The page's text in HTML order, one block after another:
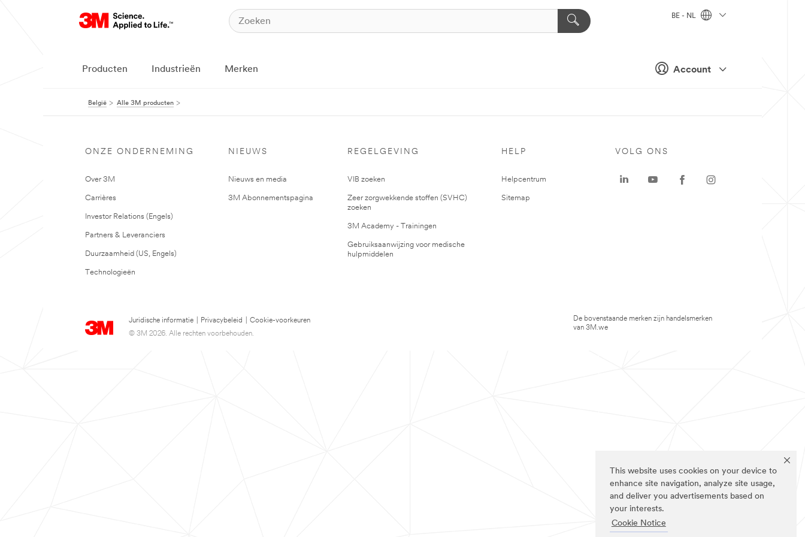
This website uses cookies on your device to
enhance site navigation, analyze site usage,
and deliver you advertisements based on
your interests.
Cookie Notice
Account
BE - NL
Producten Industrieën Merken
België Alle 3M producten
ONZE ONDERNEMING
Over 3M
Carrières
Investor Relations (Engels)
Partners & Leveranciers
Duurzaamheid (US, Engels)
Technologieën
NIEUWS
Nieuws en media
3M Abonnementspagina
REGELGEVING
VIB zoeken
Zeer zorgwekkende stoffen (SVHC)
zoeken
3M Academy - Trainingen
Gebruiksaanwijzing voor medische
hulpmiddelen
HELP
Helpcentrum
Sitemap
Juridische informatie Privacybeleid
Cookie-voorkeuren
© 3M 2026. Alle rechten voorbehouden.
VOLG ONS
De bovenstaande merken zijn handelsmerken
van 3M.we